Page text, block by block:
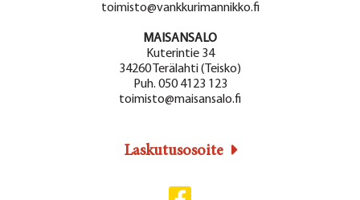
toimisto@vankkurimannikko.fi
MAISANSALO
Kuterintie 34
34260 Terälahti (Teisko)
Puh. 050 4123 123
toimisto@maisansalo.fi
Laskutusosoite